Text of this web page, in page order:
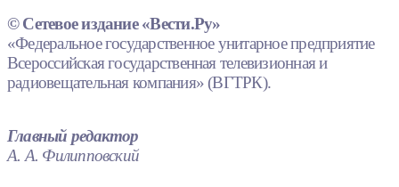
© Сетевое издание «Вести.Ру»
«Федеральное государственное унитарное предприятие
Всероссийская государственная телевизионная и
радиовещательная компания» (ВГТРК).
Главный редактор
А. А. Филипповский